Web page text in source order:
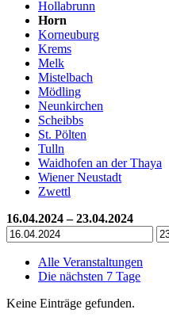
Hollabrunn
Horn
Korneuburg
Krems
Melk
Mistelbach
Mödling
Neunkirchen
Scheibbs
St. Pölten
Tulln
Waidhofen an der Thaya
Wiener Neustadt
Zwettl
16.04.2024 – 23.04.2024
Alle Veranstaltungen
Die nächsten 7 Tage
Keine Einträge gefunden.